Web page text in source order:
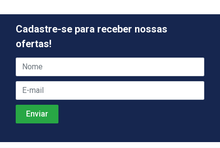
Cadastre-se para receber nossas
ofertas!